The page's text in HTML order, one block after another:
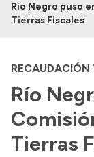
Río Negro puso
Tierras Fiscales
RECAUDACIÓN
Río
Tierras